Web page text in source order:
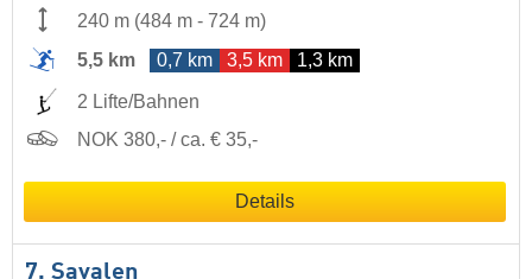
240 m (484 m - 724 m)
5,5 km
0,7 km 3,5 km 1,3 km
2 Lifte/Bahnen
NOK 380,- / ca. € 35,-
Details
7. Savalen